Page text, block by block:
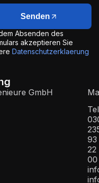
Senden
Absenden des
akzeptieren Sie
Datenschutzerklaerung
GmbH
93
22
00